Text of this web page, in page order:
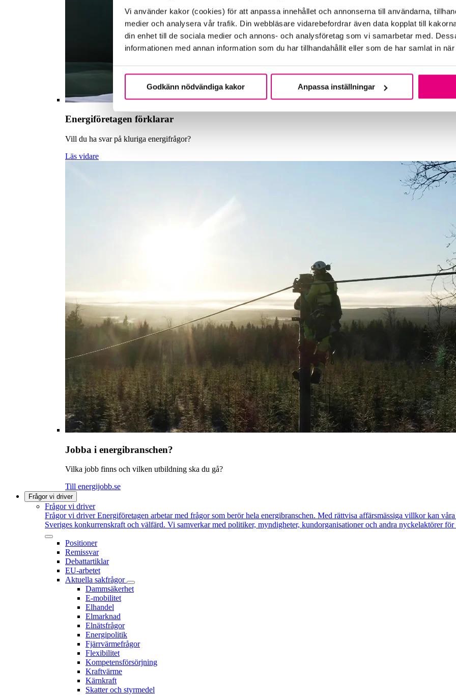
Vi använder kakor (cookies) för att anpassa innehållet och annonserna till användarna,
medier och analysera vår trafik. Din webbläsare vidarebefordrar även data kopplat till
din enhet till de sociala medier och annons- och analysföretag som vi samarbetar med.
informationen med annan information som du har tillhandahållit eller som de har samlat in
Godkänn nödvändiga kakor Anpassa inställningar
Energiföretagen förklarar
Vill du ha svar på kluriga energifrågor?
Läs vidare
Jobba i energibranschen?
Vilka jobb finns och vilken utbildning ska du gå?
Till energijobb.se
Frågor vi driver
Frågor vi driver
Frågor vi driver Energiföretagen arbetar med frågor som berör hela energibranschen. Med rättvisa affärsmässiga villkor kan
Sveriges konkurrenskraft och välfärd. Vi samverkar med politiker, myndigheter, kundorganisationer och andra nyckelaktörer
Positioner
Remissvar
Debattartiklar
EU-arbetet
Aktuella sakfrågor
Dammsäkerhet
E-mobilitet
Elhandel
Elmarknad
Elnätsfrågor
Energipolitik
Fjärrvärmefrågor
Flexibilitet
Kompetensförsörjning
Kraftvärme
Kärnkraft
Skatter och styrmedel